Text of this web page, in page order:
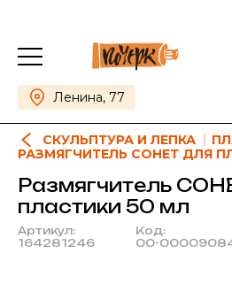
Ленина, 77
СКУЛЬПТУРА И ЛЕПКА
РАЗМЯГЧИТЕЛЬ СОНЕТ ДЛЯ
Размягчитель
пластики 50 мл
Артикул:
164281246
Код:
00-